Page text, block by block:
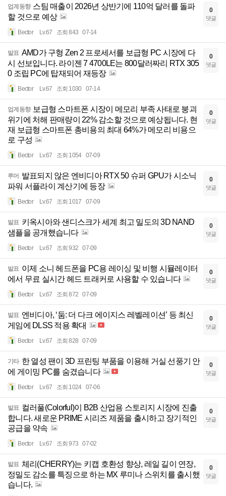
업계동향 스팀 매출이 2026년 상반기에 110억 달러를 돌파
할 것으로 예상
Bector Lv.67 조회 843 07-14
0
댓글
발표 AMD가 구형 Zen 2 프로세서를 보급형 PC 시장에 다
시 선보입니다. 라이젠 7 4700LE는 800달러짜리 RTX 305
0 조립 PC에 탑재되어 재등장
Bector Lv.67 조회 1030 07-14
0
댓글
업계동향 보급형 스마트폰 시장이 메모리 부족 사태로 붕괴
위기에 처해 판매량이 22% 감소할 것으로 예상됩니다. 현
재 보급형 스마트폰 총비용의 최대 64%가 메모리 비용으
로 구성
Bector Lv.67 조회 1054 07-09
0
댓글
루머 발표되지 않은 엔비디아 RTX 50 슈퍼 GPU가 시소닉
파워 서플라이 계산기에 등장
Bector Lv.67 조회 1017 07-09
0
댓글
발표 키옥시아와 샌디스크가 세계 최고 밀도의 3D NAND
샘플을 공개했습니다
Bector Lv.67 조회 932 07-09
0
댓글
발표 이제 소니 헤드폰을 PC용 레이싱 및 비행 시뮬레이터
에서 무료 실시간 헤드 트래커로 사용할 수 있습니다
Bector Lv.67 조회 872 07-09
0
댓글
발표 엔비디아, ‘둠: 더 다크 에이지스 레벨레이션’ 등 최신
게임에 DLSS 적용 확대
Bector Lv.67 조회 828 07-09
0
댓글
기타 한 열성 팬이 3D 프린팅 부품을 이용해 거실 선풍기 안
에 게이밍 PC를 숨겼습니다
Bector Lv.67 조회 1024 07-06
0
댓글
발표 컬러풀(Colorful)이 B2B 산업용 스토리지 시장에 진출
합니다. 새로운 PRIME 시리즈 제품을 출시하고 장기적인
공급을 약속
Bector Lv.67 조회 973 07-02
0
댓글
발표 체리(CHERRY)는 키캡 호환성 향상, 레일 길이 연장,
정밀도 감소를 특징으로 하는 MX 루미나 스위치를 출시했
습니다.
0
댓글